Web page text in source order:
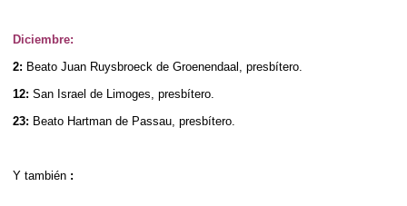
Diciembre:
2: Beato Juan Ruysbroeck de Groenendaal, presbítero.
12: San Israel de Limoges, presbítero.
23: Beato Hartman de Passau, presbítero.
Y también :